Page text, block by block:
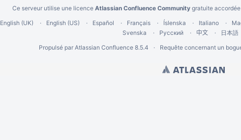
Ce serveur utilise une licence Atlassian Confluence Communitygratuite
English (UK) English (US) Español Français Íslenska Italiano
Svenska
Русский 中文 日本語
Propulsé par Atlassian Confluence 8.5.4 Requête concernant un